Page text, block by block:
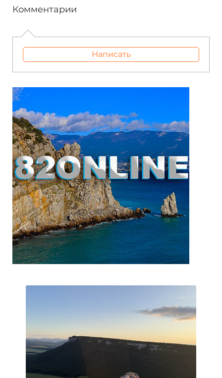
Комментарии
Написать